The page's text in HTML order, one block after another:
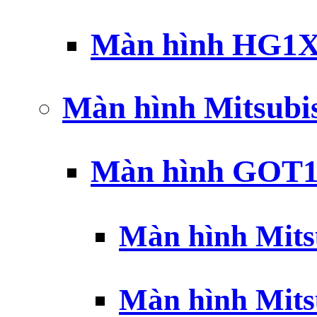
Màn hình
Màn hình
Màn hình
Màn hình
Màn hình